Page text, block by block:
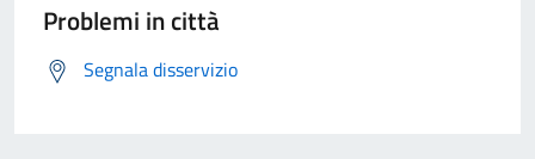
Problemi in città
Segnala disservizio